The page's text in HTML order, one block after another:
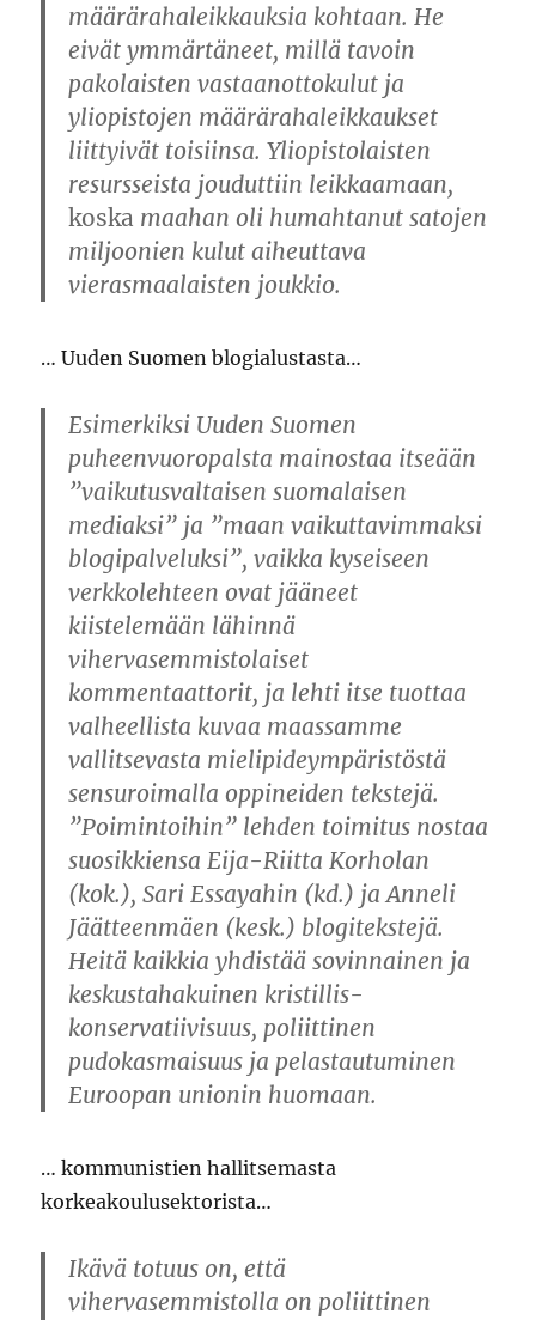
määrärahaleikkauksia kohtaan. He
eivät ymmärtäneet, millä tavoin
pakolaisten vastaanottokulut ja
yliopistojen määrärahaleikkaukset
liittyivät toisiinsa. Yliopistolaisten
resursseista jouduttiin leikkaamaan,
koska maahan oli humahtanut satojen
miljoonien kulut aiheuttava
vierasmaalaisten joukkio.
… Uuden Suomen blogialustasta…
Esimerkiksi Uuden Suomen
puheenvuoropalsta mainostaa itseään
”vaikutusvaltaisen suomalaisen
mediaksi” ja ”maan vaikuttavimmaksi
blogipalveluksi”, vaikka kyseiseen
verkkolehteen ovat jääneet
kiistelemään lähinnä
vihervasemmistolaiset
kommentaattorit, ja lehti itse tuottaa
valheellista kuvaa maassamme
vallitsevasta mielipideympäristöstä
sensuroimalla oppineiden tekstejä.
”Poimintoihin” lehden toimitus nostaa
suosikkiensa Eija-Riitta Korholan
(kok.), Sari Essayahin (kd.) ja Anneli
Jäätteenmäen (kesk.) blogitekstejä.
Heitä kaikkia yhdistää sovinnainen ja
keskustahakuinen kristillis-
konservatiivisuus, poliittinen
pudokasmaisuus ja pelastautuminen
Euroopan unionin huomaan.
… kommunistien hallitsemasta
korkeakoulusektorista…
Ikävä totuus on, että
vihervasemmistolla on poliittinen